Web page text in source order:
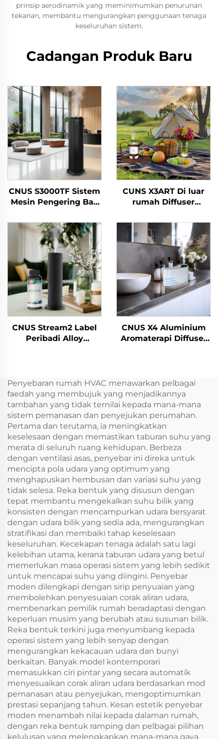
prinsip aerodinamik yang meminimumkan penurunan
tekanan, membantu mengurangkan penggunaan tenaga
keseluruhan sistem.
Cadangan Produk Baru
CNUS S3000TF Sistem
Mesin Pengering Bau
Hotel/Bilik Mandi
Komersial/Pejabat
CUNS X3ART Di luar
rumah Diffuser
Diffusion Aroma
Diffuser Mobil Air
Freshener Tanpa air
CNUS Stream2 Label
Peribadi Alloy
Mist Wireless WIFI
Smart Control Aroma
Diffuser
CNUS X4 Aluminium
Aromaterapi Diffuser
Atomizer
Penyebaran rumah HVAC menawarkan pelbagai
faedah yang membujuk yang menjadikannya
tambahan yang tidak ternilai kepada mana-mana
sistem pemanasan dan penyejukan perumahan.
Pertama dan terutama, ia meningkatkan
keselesaan dengan memastikan taburan suhu yang
merata di seluruh ruang kehidupan. Berbeza
dengan ventilasi asas, penyebar ini direka untuk
mencipta pola udara yang optimum yang
menghapuskan hembusan dan variasi suhu yang
tidak selesa. Reka bentuk yang disusun dengan
tepat membantu mengekalkan suhu bilik yang
konsisten dengan mencampurkan udara bersyarat
dengan udara bilik yang sedia ada, mengurangkan
stratifikasi dan membaiki tahap keselesaan
keseluruhan. Kecekapan tenaga adalah satu lagi
kelebihan utama, kerana taburan udara yang betul
memerlukan masa operasi sistem yang lebih sedikit
untuk mencapai suhu yang diingini. Penyebar
moden dilengkapi dengan sirip penyuaian yang
membolehkan penyesuaian corak aliran udara,
membenarkan pemilik rumah beradaptasi dengan
keperluan musim yang berubah atau susunan bilik.
Reka bentuk terkini juga menyumbang kepada
operasi sistem yang lebih senyap dengan
mengurangkan kekacauan udara dan bunyi
berkaitan. Banyak model kontemporari
memasukkan ciri pintar yang secara automatik
menyesuaikan corak aliran udara berdasarkan mod
pemanasan atau penyejukan, mengoptimumkan
prestasi sepanjang tahun. Kesan estetik penyebar
moden menambah nilai kepada dalaman rumah,
dengan reka bentuk ramping dan pelbagai pilihan
kelulusan yang melengkapkan mana-mana gaya